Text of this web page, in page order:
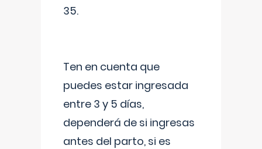
35.
Ten en cuenta que
puedes estar ingresada
entre 3 y 5 días,
dependerá de si ingresas
antes del parto, si es